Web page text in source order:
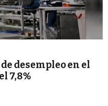
desempleo en el
7,8%